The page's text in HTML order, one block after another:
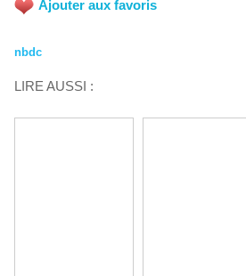
Ajouter aux favoris
nbdc
LIRE AUSSI :